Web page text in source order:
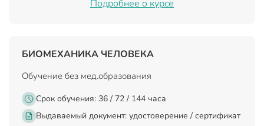
Подробнее о курсе
БИОМЕХАНИКА ЧЕЛОВЕКА
Обучение без мед.образования
Срок обучения: 36 / 72 / 144 часа
Выдаваемый документ: удостоверение / сертификат